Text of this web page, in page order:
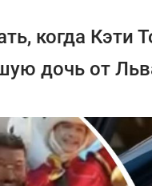
когда Кэти
дочь от